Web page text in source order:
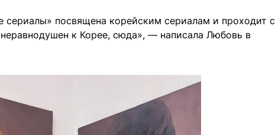
сериалы» посвящена корейским сериалам и проходит с
к Корее, сюда», — написала Любовь в